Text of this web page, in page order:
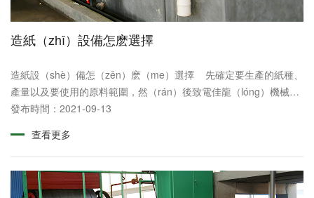
造紙（zhǐ）設備怎麽選擇
造紙設（shè）備怎（zěn）麽（me）選擇 先確定要生產的紙種、
產量以及要使用的原料範圍，然（rán）後致電佳龍（lóng）機械業
務人員溝通，業務人員（yuán）會為您推薦合適您的機型設備。
發布時間：2021-09-13
查看更多